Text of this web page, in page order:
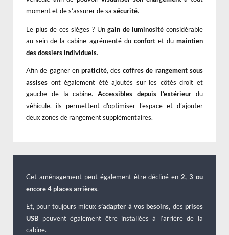
moment et de s’assurer de sasécurité.
Le plus de ces sièges ? Ungain de luminosité considérable
au sein de la cabine agrémenté du confortet du maintien
des dossiers individuels.
Afin de gagner en praticité, descoffres de rangement sous
assises ont également été ajoutés sur les côtés droit et
gauche de la cabine. Accessibles depuis l’extérieur du
véhicule, ils permettent d’optimiser l’espace et d’ajouter
deux zones de rangement supplémentaires.
Cet aménagement peut également être décliné en2, 3 ou
encore 4 places arrières.
Et, pour toujours mieuxs’adapter à vos besoins, des prises
USB peuvent également être installées à l’arrière de la
cabine.